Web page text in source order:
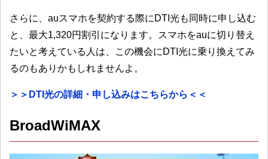
さらに、auスマホを契約する際にDTI光も同時に申し込む
と、最大1,320円割引になります。スマホをauに切り替え
たいと考えている人は、この機会にDTI光に乗り換えてみ
るのもありかもしれませんよ。
＞＞DTI光の詳細・申し込みはこちらから＜＜
BroadWiMAX